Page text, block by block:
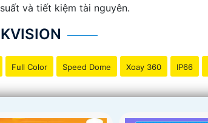
và tiết kiệm tài nguyên.
Full Color Speed Dome Xoay 360 IP66